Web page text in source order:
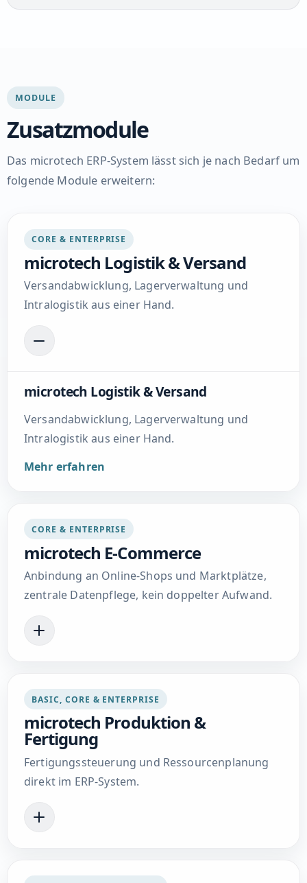
MODULE
Zusatzmodule
Das microtech ERP-System lässt sich je nach Bedarf um
folgende Module erweitern:
CORE & ENTERPRISE
microtech Logistik & Versand
Versandabwicklung, Lagerverwaltung und
Intralogistik aus einer Hand.
microtech Logistik & Versand
Versandabwicklung, Lagerverwaltung und
Intralogistik aus einer Hand.
Mehr erfahren
CORE & ENTERPRISE
microtech E-Commerce
Anbindung an Online-Shops und Marktplätze,
zentrale Datenpflege, kein doppelter Aufwand.
BASIC, CORE & ENTERPRISE
microtech Produktion &
Fertigung
Fertigungssteuerung und Ressourcenplanung
direkt im ERP-System.